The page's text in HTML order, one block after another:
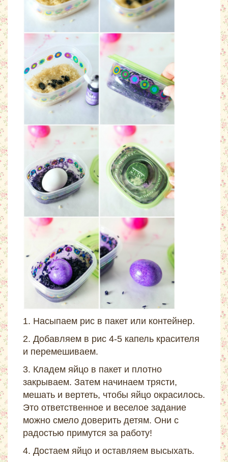
1. Насыпаем рис в пакет или контейнер.
2. Добавляем в рис 4-5 капель красителя
и перемешиваем.
3. Кладем яйцо в пакет и плотно
закрываем. Затем начинаем трясти,
мешать и вертеть, чтобы яйцо окрасилось.
Это ответственное и веселое задание
можно смело доверить детям. Они с
радостью примутся за работу!
4. Достаем яйцо и оставляем высыхать.